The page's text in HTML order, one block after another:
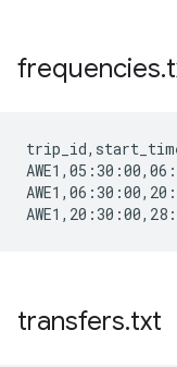
frequencies.
transfers.txt